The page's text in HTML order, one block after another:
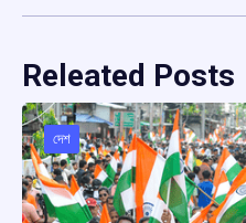
Releated Posts
দেশ